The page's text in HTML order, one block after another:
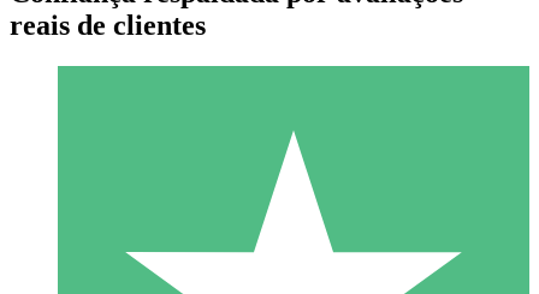
Pacotes de Créditos Individuais
Pague conforme o uso com créditos de download. Sem
reais de clientes